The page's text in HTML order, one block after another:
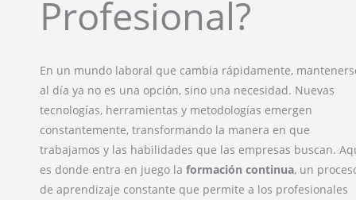
Profesional?
En un mundo laboral que cambia rápidamente,
al día ya no es una opción, sino una necesidad. Nuevas
tecnologías, herramientas y metodologías emergen
constantemente, transformando la manera en que
trabajamos y las habilidades que las empresas buscan.
es donde entra en juego la formación continua, un
de aprendizaje constante que permite a los profesionales